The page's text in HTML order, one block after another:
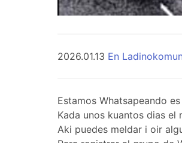
2026.01.13 En
Estamos Whatsapeando
Kada unos kuantos dias el
Aki puedes meldar i oir